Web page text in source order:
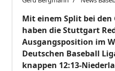
Mit einem Split bei
haben die Stuttgart
Ausgangsposition im
Deutschen Baseball
knappen 12:13-